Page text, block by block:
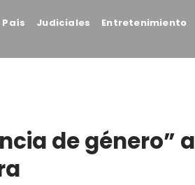
País Judiciales Entretenimiento
de género” a